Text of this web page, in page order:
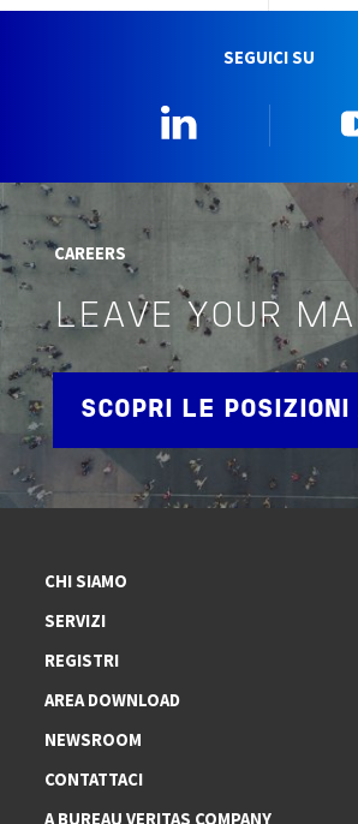
SEGUICI SU
CAREERS
LEAVE YOUR
SCOPRI LE POSIZIONI
CHI SIAMO
SERVIZI
REGISTRI
AREA DOWNLOAD
NEWSROOM
CONTATTACI
A BUREAU VERITAS COMPANY